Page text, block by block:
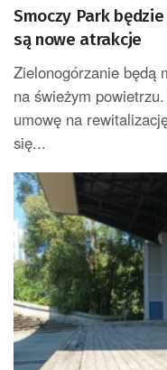
Smoczy Park
są nowe atrakcje
Zielonogórzanie będą
na świeżym
umowę na
się...